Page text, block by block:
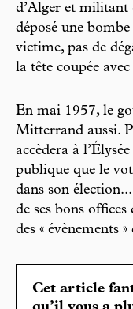
d’Alger et militant
déposé une bombe
victime, pas de
la tête coupée
En mai 1957, le
Mitterrand aussi.
accèdera à
publique que le
dans son
de ses bons
des « évènements
Cet article